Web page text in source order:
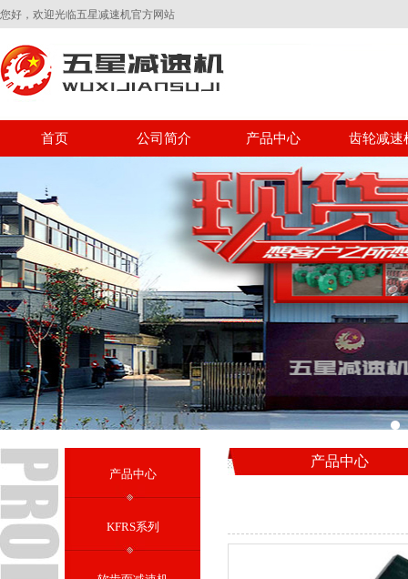
您好，欢迎光临五星减速机官方网站
首页 公司简介 产品中心 齿轮减速
产品中心
KFRS系列
产品中心